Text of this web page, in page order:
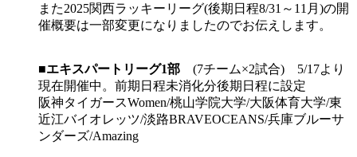
また2025関西ラッキーリーグ(後期日程8/31～11月)の開
催概要は一部変更になりましたのでお伝えします。
■エキスパートリーグ1部 (7チーム×2試合) 5/17より
現在開催中。前期日程未消化分後期日程に設定
阪神タイガースWomen/桃山学院大学/大阪体育大学/東
近江バイオレッツ/淡路BRAVEOCEANS/兵庫ブルーサ
ンダーズ/Amazing